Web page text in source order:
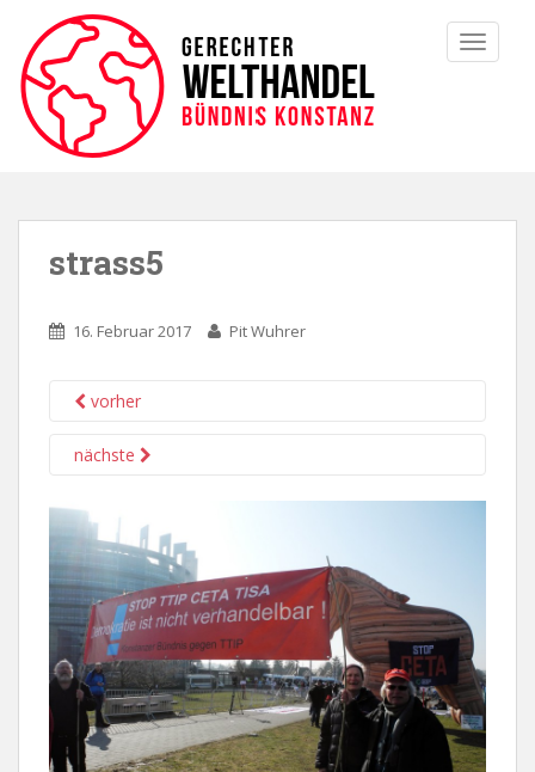
strass5
16. Februar 2017 Pit Wuhrer
vorher
nächste